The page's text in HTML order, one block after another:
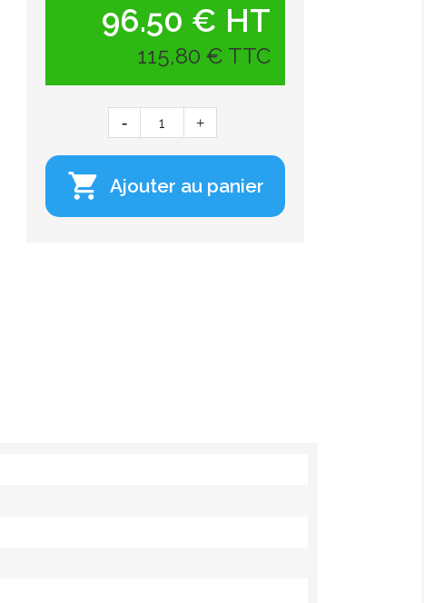
96.50 € HT
115,80 € TTC
 Ajouter au panier